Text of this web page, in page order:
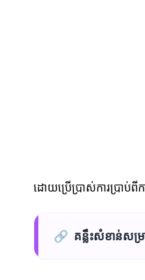
ដោយប្រើប្រាស់ការប្រាប់
🔗 គន្លឹះសំខាន់សម្រ